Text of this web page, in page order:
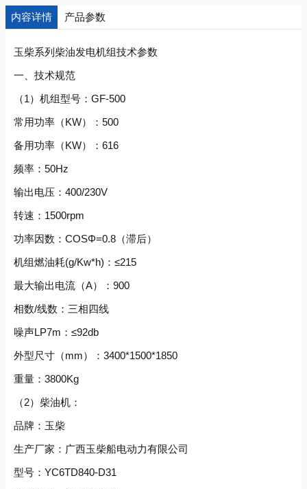
内容详情 产品参数
玉柴系列柴油发电机组技术参数
一、技术规范
（1）机组型号：GF-500
常用功率（KW）：500
备用功率（KW）：616
频率：50Hz
输出电压：400/230V
转速：1500rpm
功率因数：COSΦ=0.8（滞后）
机组燃油耗(g/Kw*h)：≤215
最大输出电流（A）：900
相数/线数：三相四线
噪声LP7m：≤92db
外型尺寸（mm）：3400*1500*1850
重量：3800Kg
（2）柴油机：
品牌：玉柴
生产厂家：广西玉柴船电动力有限公司
型号：YC6TD840-D31